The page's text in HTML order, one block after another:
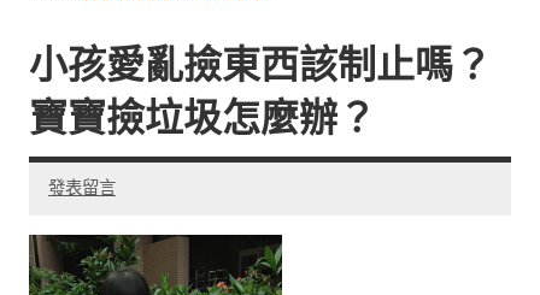
小孩愛亂撿東西該制止嗎？
寶寶撿垃圾怎麼辦？
發表留言